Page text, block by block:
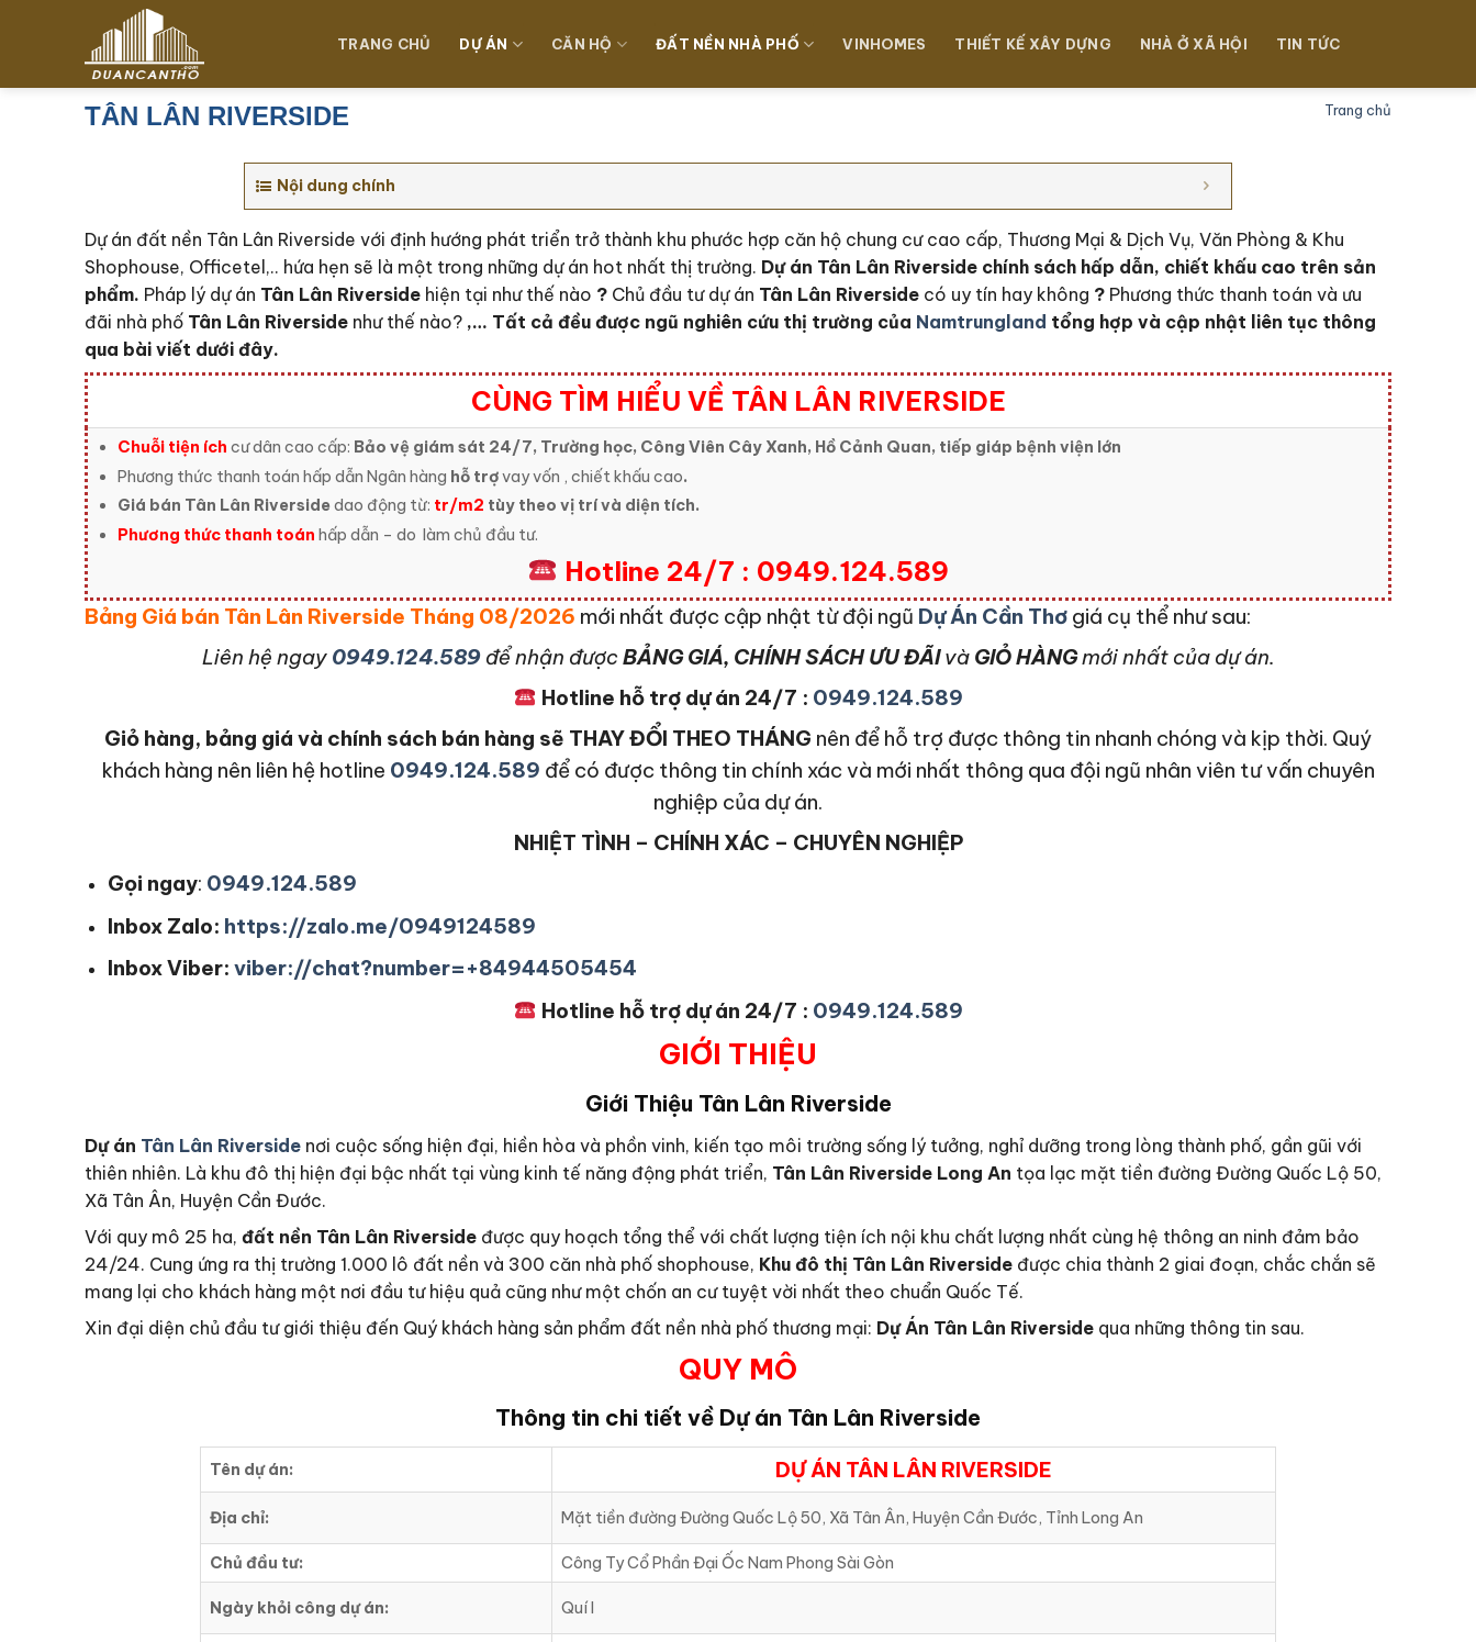
dung
TRANG CHỦ DỰ ÁN CĂN HỘ ĐẤT NỀN NHÀ PHỐ VINHOMES THIẾT KẾ XÂY DỰNG NHÀ Ở XÃ HỘI TIN TỨC
TÂN LÂN RIVERSIDE Trang chủ
Nội dung chính
Dự án đất nền Tân Lân Riverside với định hướng phát triển trở thành khu phước hợp căn hộ chung cư cao cấp, Thương Mại & Dịch Vụ, Văn Phòng & Khu
Shophouse, Officetel,.. hứa hẹn sẽ là một trong những dự án hot nhất thị trường. Dự án Tân Lân Riverside chính sách hấp dẫn, chiết khấu cao trên sản
phẩm. Pháp lý dự án Tân Lân Riverside hiện tại như thế nào ? Chủ đầu tư dự án Tân Lân Riverside có uy tín hay không ? Phương thức thanh toán và ưu
đãi nhà phố Tân Lân Riverside như thế nào? ,… Tất cả đều được ngũ nghiên cứu thị trường của Namtrungland tổng hợp và cập nhật liên tục thông
qua bài viết dưới đây.
CÙNG TÌM HIỂU VỀ TÂN LÂN RIVERSIDE
Chuỗi tiện ích cư dân cao cấp: Bảo vệ giám sát 24/7, Trường học, Công Viên Cây Xanh, Hồ Cảnh Quan, tiếp giáp bệnh viện lớn
Phương thức thanh toán hấp dẫn Ngân hàng hỗ trợvay vốn , chiết khấu cao.
Giá bán Tân Lân Riversidedao động từ: tr/m2 tùy theo vị trí và diện tích.
Phương thức thanh toán hấp dẫn – do làm chủ đầu tư.
Hotline 24/7 : 0949.124.589
Bảng Giá bán Tân Lân Riverside Tháng 08/2026 mới nhất được cập nhật từ đội ngũ Dự Án Cần Thơ giá cụ thể như sau:
Liên hệ ngay 0949.124.589để nhận được BẢNG GIÁ, CHÍNH SÁCH ƯU ĐÃIvàGIỎ HÀNGmới nhất của dự án.
Hotline hỗ trợ dự án 24/7 : 0949.124.589
Giỏ hàng, bảng giá và chính sách bán hàng sẽ THAY ĐỔI THEO THÁNG nên để hỗ trợ được thông tin nhanh chóng và kịp thời. Quý
khách hàng nên liên hệ hotline 0949.124.589 để có được thông tin chính xác và mới nhất thông qua đội ngũ nhân viên tư vấn chuyên
nghiệp của dự án.
NHIỆT TÌNH – CHÍNH XÁC – CHUYÊN NGHIỆP
Gọi ngay: 0949.124.589
Inbox Zalo: https://zalo.me/0949124589
Inbox Viber: viber://chat?number=+84944505454
Hotline hỗ trợ dự án 24/7 : 0949.124.589
GIỚI THIỆU
Giới Thiệu Tân Lân Riverside
Dự án Tân Lân Riverside nơi cuộc sống hiện đại, hiền hòa và phồn vinh, kiến tạo môi trường sống lý tưởng, nghỉ dưỡng trong lòng thành phố, gần gũi với
thiên nhiên. Là khu đô thị hiện đại bậc nhất tại vùng kinh tế năng động phát triển, Tân Lân Riverside Long An tọa lạc mặt tiền đường Đường Quốc Lộ 50,
Xã Tân Ân, Huyện Cần Đước.
Với quy mô 25 ha, đất nền Tân Lân Riverside được quy hoạch tổng thể với chất lượng tiện ích nội khu chất lượng nhất cùng hệ thông an ninh đảm bảo
24/24. Cung ứng ra thị trường 1.000 lô đất nền và 300 căn nhà phố shophouse, Khu đô thị Tân Lân Riverside được chia thành 2 giai đoạn, chắc chắn sẽ
mang lại cho khách hàng một nơi đầu tư hiệu quả cũng như một chốn an cư tuyệt vời nhất theo chuẩn Quốc Tế.
Xin đại diện chủ đầu tư giới thiệu đến Quý khách hàng sản phẩm đất nền nhà phố thương mại: Dự Án Tân Lân Riverside qua những thông tin sau.
QUY MÔ
Thông tin chi tiết về Dự án Tân Lân Riverside
Tên dự án: DỰ ÁN TÂN LÂN RIVERSIDE
Địa chỉ: Mặt tiền đường Đường Quốc Lộ 50, Xã Tân Ân, Huyện Cần Đước, Tỉnh Long An
Chủ đầu tư: Công Ty Cổ Phần Đại Ốc Nam Phong Sài Gòn
Ngày khỏi công dự án: Quí I